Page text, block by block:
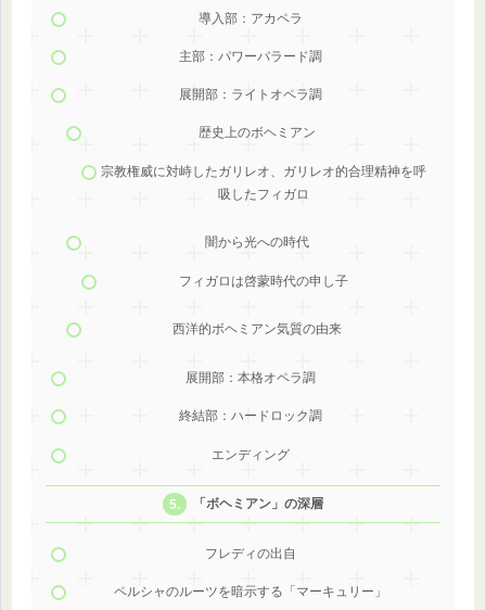
導入部：アカペラ
主部：パワーバラード調
展開部：ライトオペラ調
歴史上のボヘミアン
宗教権威に対峙したガリレオ、ガリレオ的合理精神を呼
吸したフィガロ
闇から光への時代
フィガロは啓蒙時代の申し子
西洋的ボヘミアン気質の由来
展開部：本格オペラ調
終結部：ハードロック調
エンディング
「ボヘミアン」の深層
フレディの出自
ペルシャのルーツを暗示する「マーキュリー」